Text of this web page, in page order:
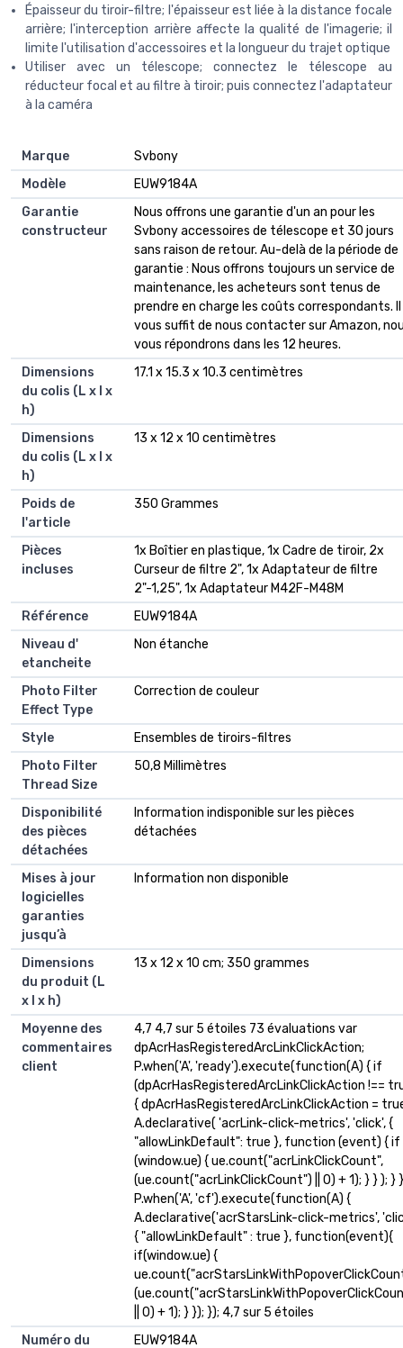
Épaisseur du tiroir-filtre; l'épaisseur est liée à la distance focale
arrière; l'interception arrière affecte la qualité de l'imagerie; il
limite l'utilisation d'accessoires et la longueur du trajet optique
Utiliser avec un télescope; connectez le télescope au
réducteur focal et au filtre à tiroir; puis connectez l'adaptateur
à la caméra
Marque
‎Svbony
Modèle
‎EUW9184A
Garantie
constructeur
‎Nous offrons une garantie d'un an pour les
Svbony accessoires de télescope et 30 jours
sans raison de retour. Au-delà de la période de
garantie : Nous offrons toujours un service de
maintenance, les acheteurs sont tenus de
prendre en charge les coûts correspondants. Il
vous suffit de nous contacter sur Amazon,
vous répondrons dans les 12 heures.
Dimensions
du colis (L x l x
h)
‎17.1 x 15.3 x 10.3 centimètres
Dimensions
du colis (L x l x
h)
‎13 x 12 x 10 centimètres
Poids de
l'article
‎350 Grammes
Pièces
incluses
‎1x Boîtier en plastique, 1x Cadre de tiroir, 2x
Curseur de filtre 2", 1x Adaptateur de filtre
2"-1,25", 1x Adaptateur M42F-M48M
Référence
‎EUW9184A
Niveau d'
etancheite
‎Non étanche
Photo Filter
Effect Type
‎Correction de couleur
Style
‎Ensembles de tiroirs-filtres
Photo Filter
Thread Size
‎50,8 Millimètres
Disponibilité
des pièces
détachées
‎Information indisponible sur les pièces
détachées
Mises à jour
logicielles
garanties
jusqu’à
‎Information non disponible
Dimensions
du produit (L
x l x h)
13 x 12 x 10 cm; 350 grammes
Moyenne des
commentaires
client
4,7 4,7 sur 5 étoiles 73 évaluations var
dpAcrHasRegisteredArcLinkClickAction;
P.when('A', 'ready').execute(function(A) { if
(dpAcrHasRegisteredArcLinkClickAction !==
{ dpAcrHasRegisteredArcLinkClickAction =
A.declarative( 'acrLink-click-metrics', 'click', {
"allowLinkDefault": true }, function (event) { if
(window.ue) { ue.count("acrLinkClickCount",
(ue.count("acrLinkClickCount") || 0) + 1); } } ); }
P.when('A', 'cf').execute(function(A) {
A.declarative('acrStarsLink-click-metrics',
{ "allowLinkDefault" : true }, function(event){
if(window.ue) {
|| 0) + 1); } }); }); 4,7 sur 5 étoiles
Numéro du
EUW9184A